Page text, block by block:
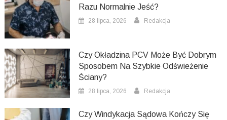
Razu Normalnie Jeść?
28 lipca, 2026 Redakcja
Czy Okładzina PCV Może Być Dobrym
Sposobem Na Szybkie Odświeżenie
Ściany?
28 lipca, 2026 Redakcja
Czy Windykacja Sądowa Kończy Się